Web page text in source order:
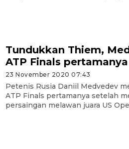
Tundukkan Thiem,
ATP Finals pertamanya
23 November 2020 07:43
Petenis Rusia Daniil Medvedev
ATP Finals pertamanya setelah
persaingan melawan juara US